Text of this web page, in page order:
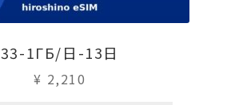
33-1ГБ/日-13日
¥ 2,210